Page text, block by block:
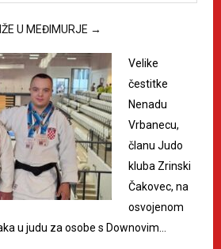
U MEĐIMURJE →
Velike
čestitke
Nenadu
Vrbanecu,
članu Judo
kluba Zrinski
Čakovec, na
osvojenom
u judu za osobe s Downovim…